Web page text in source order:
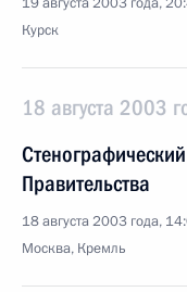
Курск
18 августа 2003
Правительства
18 августа 2003 года,
Москва, Кремль